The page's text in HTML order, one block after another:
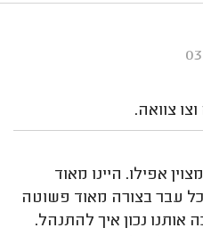
צוואה.
אפילו. היינו מאוד
עבר בצורה מאוד פשוטה
אותנו נכון איך להתנהל.